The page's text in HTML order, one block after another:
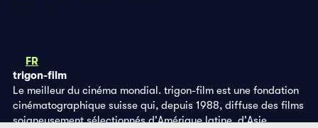
FR
trigon-film
Le meilleur du cinéma mondial. trigon-film est une fondation
cinématographique suisse qui, depuis 1988, diffuse des films
soigneusement sélectionnés d'Amérique latine, d'Asie,